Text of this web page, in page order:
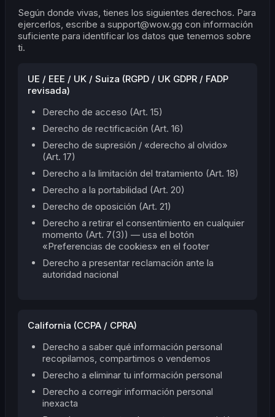
Según donde vivas, tienes los siguientes derechos. Para
ejercerlos, escribe a support@wow.gg con información
suficiente para identificar los datos que tenemos sobre
ti.
UE / EEE / UK / Suiza (RGPD / UK GDPR / FADP
revisada)
Derecho de acceso (Art. 15)
Derecho de rectificación (Art. 16)
Derecho de supresión / «derecho al olvido»
(Art. 17)
Derecho a la limitación del tratamiento (Art. 18)
Derecho a la portabilidad (Art. 20)
Derecho de oposición (Art. 21)
Derecho a retirar el consentimiento en cualquier
momento (Art. 7(3)) — usa el botón
«Preferencias de cookies» en el footer
Derecho a presentar reclamación ante la
autoridad nacional
California (CCPA / CPRA)
Derecho a saber qué información personal
recopilamos, compartimos o vendemos
Derecho a eliminar tu información personal
Derecho a corregir información personal
inexacta